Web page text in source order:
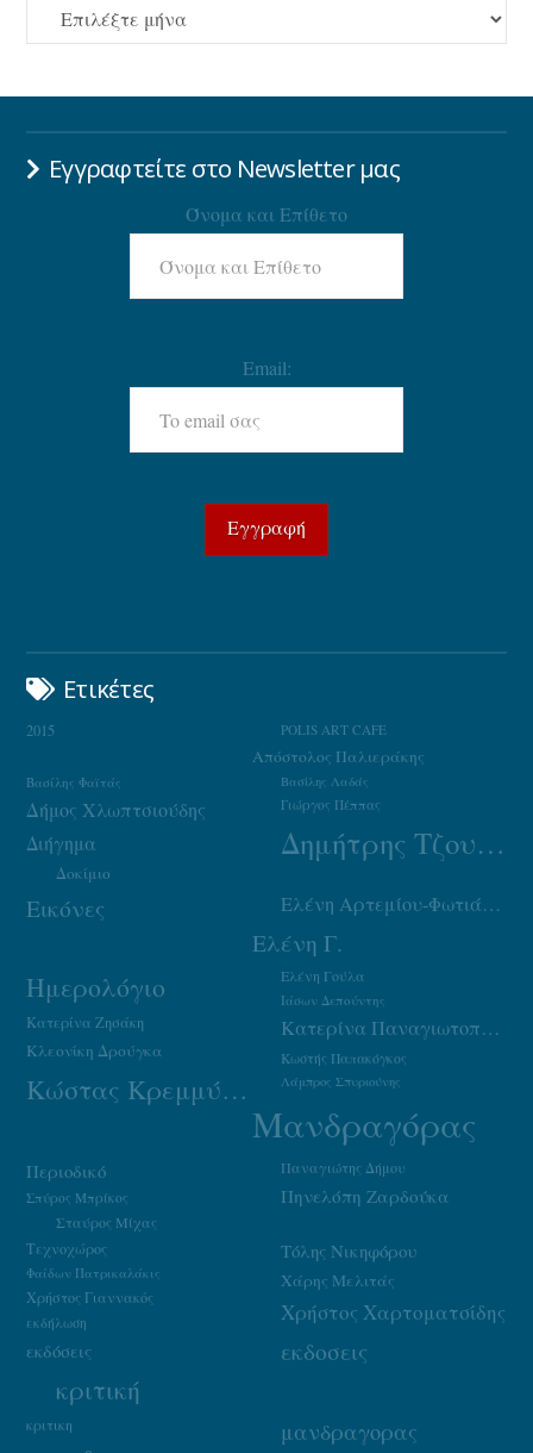
ΑΡΧΕΙΟ
Εγγραφτείτε στο Newsletter μας
Όνομα και Επίθετο
Email:
Ετικέτες
2015 POLIS ART CAFE
Απόστολος Παλιεράκης
Βασίλης Λαδάς
Βασίλης Φαϊτάς
Γιώργος Πέππας
Δήμος Χλωπτσιούδης
Δημήτρης Τζουμάκας
Διήγημα
Δοκίμιο
Εικόνες Ελένη Αρτεμίου-Φωτιάδου
Ελένη Γ.
Ελένη Γούλα
Ημερολόγιο Ιάσων Δεπούντης
Κατερίνα Ζησάκη Κατερίνα Παναγιωτοπούλου
Κλεονίκη Δρούγκα Κωστής Παπακόγκος
Κώστας Κρεμμύδας Λάμπρος Σπυριούνης
Μανδραγόρας
Παναγιώτης Δήμου
Περιοδικό
Πηνελόπη Ζαρδούκα
Σπύρος Μπρίκος
Σταύρος Μίχας
Τεχνοχώρος
Τόλης Νικηφόρου
Φαίδων Πατρικαλάκις Χάρης Μελιτάς
Χρήστος Γιαννακός
Χρήστος Χαρτοματσίδης
εκδήλωση
εκδοσεις
εκδόσεις
κριτική
κριτικη μανδραγορας